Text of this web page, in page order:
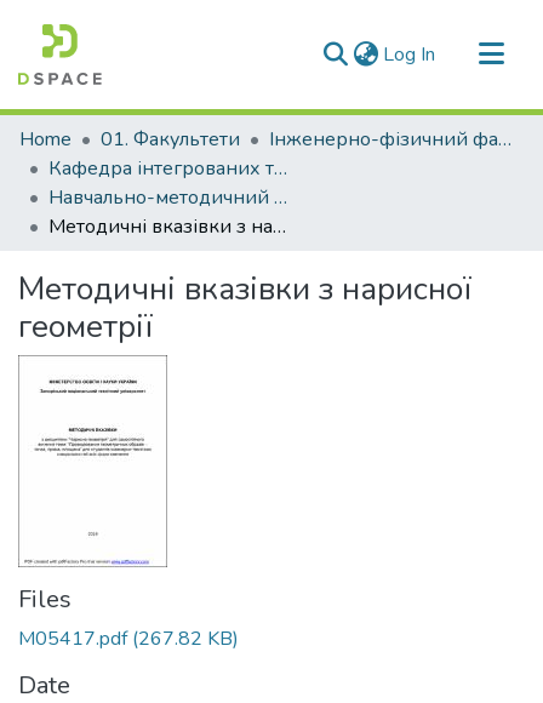
Log In (current)
Communities & Collections
All of DSpace
Statistics
Home 01. Факультети
Інженерно-фізичний факультет
Кафедра інтегрованих технологій зварювання та моделювання конструкцій (Кафедра ІТЗ та МК)
Навчально-методичний комплекс дисциплін кафедри ІТЗ та МК
Методичні вказівки з нарисної геометрії
Методичні вказівки з нарисної
геометрії
Files
M05417.pdf(267.82 KB)
Date